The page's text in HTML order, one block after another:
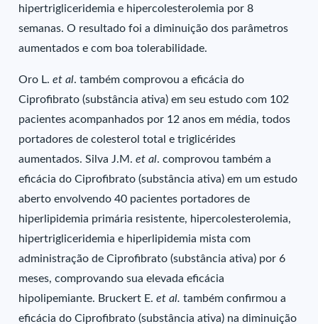
hipertrigliceridemia e hipercolesterolemia por 8
semanas. O resultado foi a diminuição dos parâmetros
aumentados e com boa tolerabilidade.
Oro L.et al. também comprovou a eficácia do
Ciprofibrato (substância ativa) em seu estudo com 102
pacientes acompanhados por 12 anos em média, todos
portadores de colesterol total e triglicérides
aumentados. Silva J.M.et al. comprovou também a
eficácia do Ciprofibrato (substância ativa) em um estudo
aberto envolvendo 40 pacientes portadores de
hiperlipidemia primária resistente, hipercolesterolemia,
hipertrigliceridemia e hiperlipidemia mista com
administração de Ciprofibrato (substância ativa) por 6
meses, comprovando sua elevada eficácia
hipolipemiante. Bruckert E.et al. também confirmou a
eficácia do Ciprofibrato (substância ativa) na diminuição